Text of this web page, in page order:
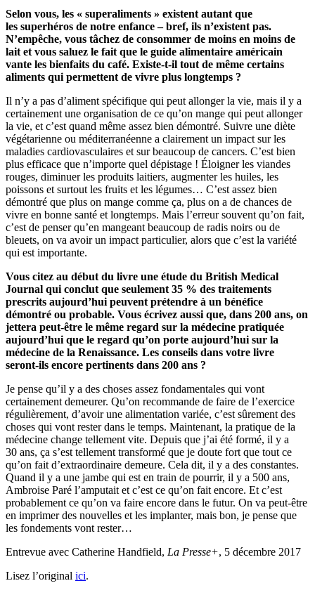
Selon vous, les « superaliments » existent autant que
les superhéros de notre enfance – bref, ils n’existent pas.
N’empêche, vous tâchez de consommer de moins en moins de
lait et vous saluez le fait que le guide alimentaire américain
vante les bienfaits du café. Existe-t-il tout de même certains
aliments qui permettent de vivre plus longtemps ?
Il n’y a pas d’aliment spécifique qui peut allonger la vie, mais il y a
certainement une organisation de ce qu’on mange qui peut allonger
la vie, et c’est quand même assez bien démontré. Suivre une diète
végétarienne ou méditerranéenne a clairement un impact sur les
maladies cardiovasculaires et sur beaucoup de cancers. C’est bien
plus efficace que n’importe quel dépistage ! Éloigner les viandes
rouges, diminuer les produits laitiers, augmenter les huiles, les
poissons et surtout les fruits et les légumes… C’est assez bien
démontré que plus on mange comme ça, plus on a de chances de
vivre en bonne santé et longtemps. Mais l’erreur souvent qu’on fait,
c’est de penser qu’en mangeant beaucoup de radis noirs ou de
bleuets, on va avoir un impact particulier, alors que c’est la variété
qui est importante.
Vous citez au début du livre une étude du British Medical
Journal qui conclut que seulement 35 % des traitements
prescrits aujourd’hui peuvent prétendre à un bénéfice
démontré ou probable. Vous écrivez aussi que, dans 200 ans, on
jettera peut-être le même regard sur la médecine pratiquée
aujourd’hui que le regard qu’on porte aujourd’hui sur la
médecine de la Renaissance. Les conseils dans votre livre
seront-ils encore pertinents dans 200 ans ?
Je pense qu’il y a des choses assez fondamentales qui vont
certainement demeurer. Qu’on recommande de faire de l’exercice
régulièrement, d’avoir une alimentation variée, c’est sûrement des
choses qui vont rester dans le temps. Maintenant, la pratique de la
médecine change tellement vite. Depuis que j’ai été formé, il y a
30 ans, ça s’est tellement transformé que je doute fort que tout ce
qu’on fait d’extraordinaire demeure. Cela dit, il y a des constantes.
Quand il y a une jambe qui est en train de pourrir, il y a 500 ans,
Ambroise Paré l’amputait et c’est ce qu’on fait encore. Et c’est
probablement ce qu’on va faire encore dans le futur. On va peut-être
en imprimer des nouvelles et les implanter, mais bon, je pense que
les fondements vont rester…
Entrevue avec Catherine Handfield, La Presse+, 5 décembre 2017
Lisez l’original ici.